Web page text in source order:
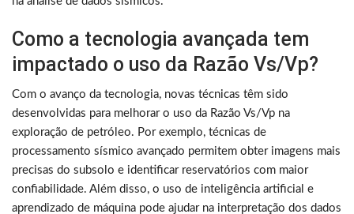
Como a tecnologia avançada tem
impactado o uso da Razão Vs/Vp?
Com o avanço da tecnologia, novas técnicas têm sido
desenvolvidas para melhorar o uso da Razão Vs/Vp na
exploração de petróleo. Por exemplo, técnicas de
processamento sísmico avançado permitem obter imagens mais
precisas do subsolo e identificar reservatórios com maior
confiabilidade. Além disso, o uso de inteligência artificial e
aprendizado de máquina pode ajudar na interpretação dos dados